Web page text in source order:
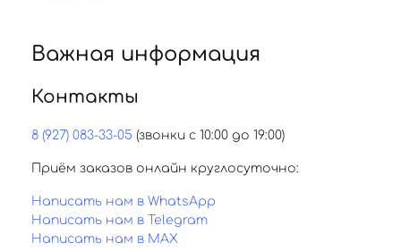
Важная информация
Контакты
8 (927) 083-33-05 (звонки с 10:00 до 19:00)
Приём заказов онлайн круглосуточно:
Написать нам в WhatsApp
Написать нам в Telegram
Написать нам в MAX